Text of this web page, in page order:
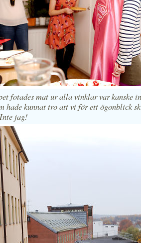
fotades mat ur alla vinklar var kanske
hade kunnat tro att vi för ett ögonblick
jag!